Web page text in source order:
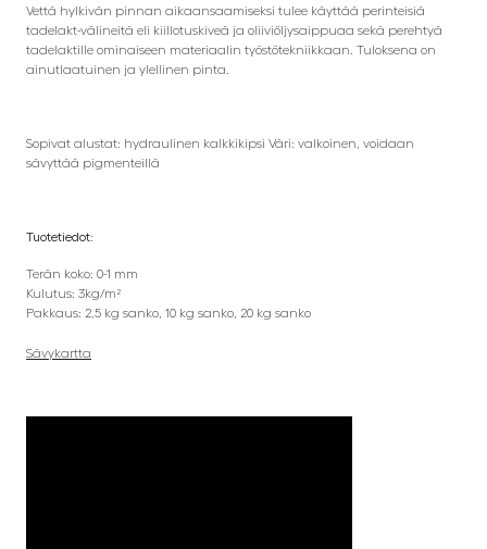
Vettä hylkivän pinnan aikaansaamiseksi tulee käyttää perinteisiä
tadelakt-välineitä eli kiillotuskiveä ja oliiviöljysaippuaa sekä perehtyä
tadelaktille ominaiseen materiaalin työstötekniikkaan. Tuloksena on
ainutlaatuinen ja ylellinen pinta.
Sopivat alustat: hydraulinen kalkkikipsi Väri: valkoinen, voidaan
sävyttää pigmenteillä
Tuotetiedot:
Terän koko: 0-1 mm
Kulutus: 3kg/m²
Pakkaus: 2,5 kg sanko, 10 kg sanko, 20 kg sanko
Sävykartta